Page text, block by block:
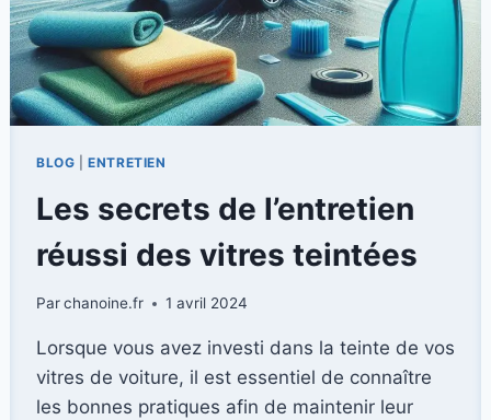
BLOG |ENTRETIEN
Les secrets de l’entretien
réussi des vitres teintées
Parchanoine.fr 1 avril 2024
Lorsque vous avez investi dans la teinte de vos
vitres de voiture, il est essentiel de connaître
les bonnes pratiques afin de maintenir leur